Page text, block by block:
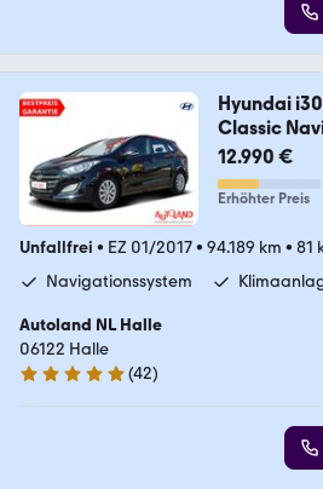
Hyundai
Classic
12.990 €
Erhöhter Preis
Unfallfrei • EZ 01/2017• 94.189 km • 81
Navigationssystem
Autoland NL Halle
06122 Halle
4.8 Sterne
(42)